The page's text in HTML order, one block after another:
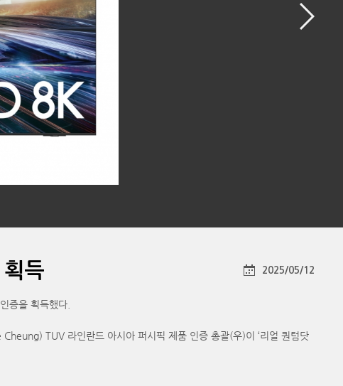
획득 2025/05/12
증을 획득했다.
TUV 라인란드 아시아 퍼시픽 제품 인증 총괄(우)이 ‘리얼 퀀텀닷